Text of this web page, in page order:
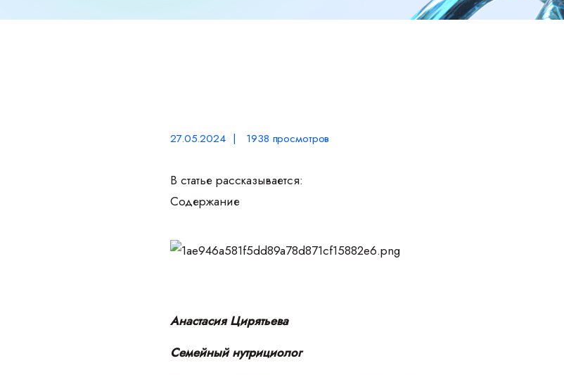
27.05.2024 | 1938 просмотров
В статье рассказывается:
Содержание
Анастасия Цирятьева
Семейный нутрициолог